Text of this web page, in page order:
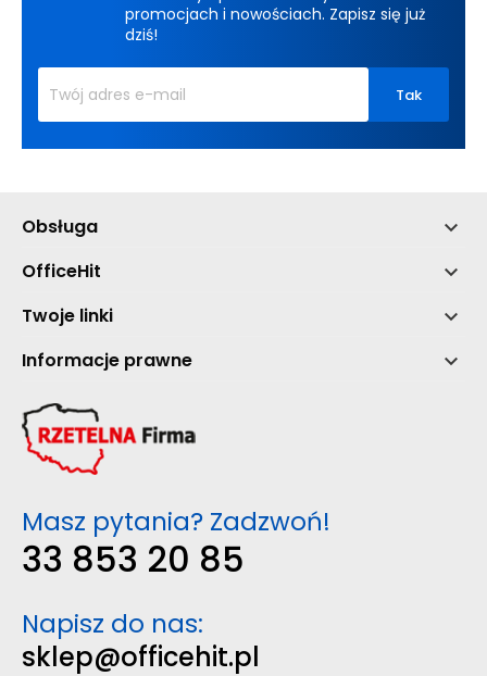
promocjach i nowościach. Zapisz się już
dziś!
Obsługa 
OfficeHit 
Twoje linki 
Informacje prawne 
Masz pytania? Zadzwoń!
33 853 20 85
Napisz do nas:
sklep@officehit.pl